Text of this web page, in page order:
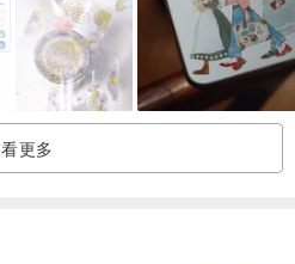
看更多